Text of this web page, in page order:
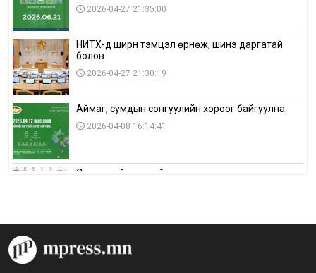
2026-04-27 21:35:00
НИТХ-д ширүүн тэмцэл өрнөж, шинэ даргатай
болов
2026-04-27 21:30:19
Аймаг, сумдын сонгуулийн хороог байгуулна
2026-04-08 16:14:41
Сонгуулийн хуулийн зөрчил, шалгах,
аймагт үргэлжилж байна